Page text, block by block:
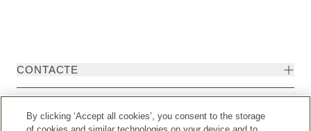
CONTACTE
By clicking ‘Accept all cookies’, you consent to the storage